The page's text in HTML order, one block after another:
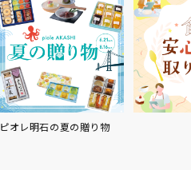
ピオレ明石の夏の贈り物